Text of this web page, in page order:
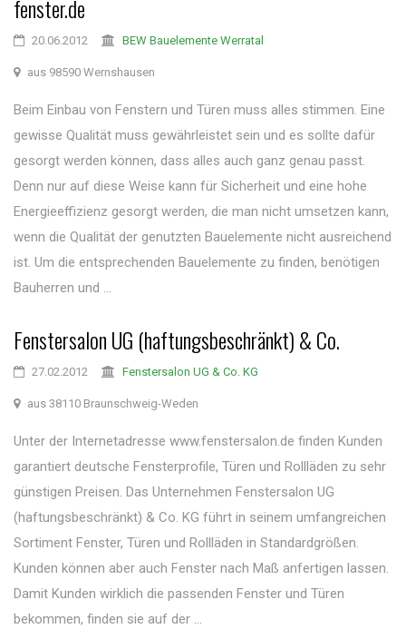
fenster.de
20.06.2012 BEW Bauelemente Werratal
aus 98590 Wernshausen
Beim Einbau von Fenstern und Türen muss alles stimmen. Eine
gewisse Qualität muss gewährleistet sein und es sollte dafür
gesorgt werden können, dass alles auch ganz genau passt.
Denn nur auf diese Weise kann für Sicherheit und eine hohe
Energieeffizienz gesorgt werden, die man nicht umsetzen kann,
wenn die Qualität der genutzten Bauelemente nicht ausreichend
ist. Um die entsprechenden Bauelemente zu finden, benötigen
Bauherren und ...
Fenstersalon UG (haftungsbeschränkt) & Co.
27.02.2012 Fenstersalon UG & Co. KG
aus 38110 Braunschweig-Weden
Unter der Internetadresse www.fenstersalon.de finden Kunden
garantiert deutsche Fensterprofile, Türen und Rollläden zu sehr
günstigen Preisen. Das Unternehmen Fenstersalon UG
(haftungsbeschränkt) & Co. KG führt in seinem umfangreichen
Sortiment Fenster, Türen und Rollläden in Standardgrößen.
Kunden können aber auch Fenster nach Maß anfertigen lassen.
Damit Kunden wirklich die passenden Fenster und Türen
bekommen, finden sie auf der ...